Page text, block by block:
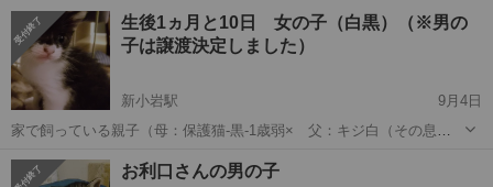
い、手術の体への負担を心配しているうちにタイミングを逃してしま
い、受胎。家では4匹飼っており、こ...
東京 葛飾区 新小岩駅 猫 キジ
生後1ヵ月と10日 女の子（白黒）（※男の
子は譲渡決定しました）
新小岩駅
9月4日
家で飼っている親子（母：保護猫-黒-1歳弱× 父：キジ白（その息
情期に入ってしまい、手術の体への負担を心配しているうちにタイミ
東京 葛飾区 新小岩駅 猫
お利口さんの男の子